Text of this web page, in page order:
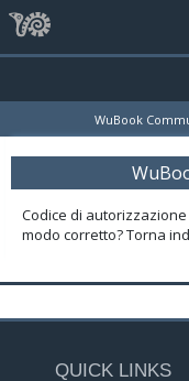
WuBook
Codice di
modo corretto? Torna
QUICK LINKS